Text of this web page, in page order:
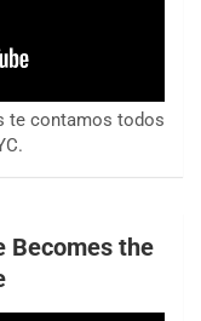
te contamos todos
Becomes the